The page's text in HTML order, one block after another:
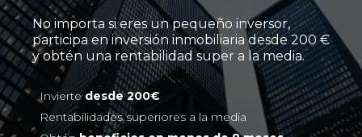
No importa si eres un pequeño inversor,
participa en inversión inmobiliaria desde 200 €
y obtén una rentabilidad super a la media.
Inviertedesde 200€
Rentabilidades superiores a la media